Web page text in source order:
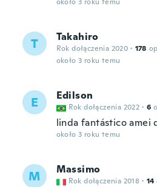
T Takahiro
Rok dołączenia 2020 · 178
około 3 roku temu
E Edilson
Rok dołączenia 2022 · 6
linda fantástico amei
około 3 roku temu
M Massimo
Rok dołączenia 2018 · 14